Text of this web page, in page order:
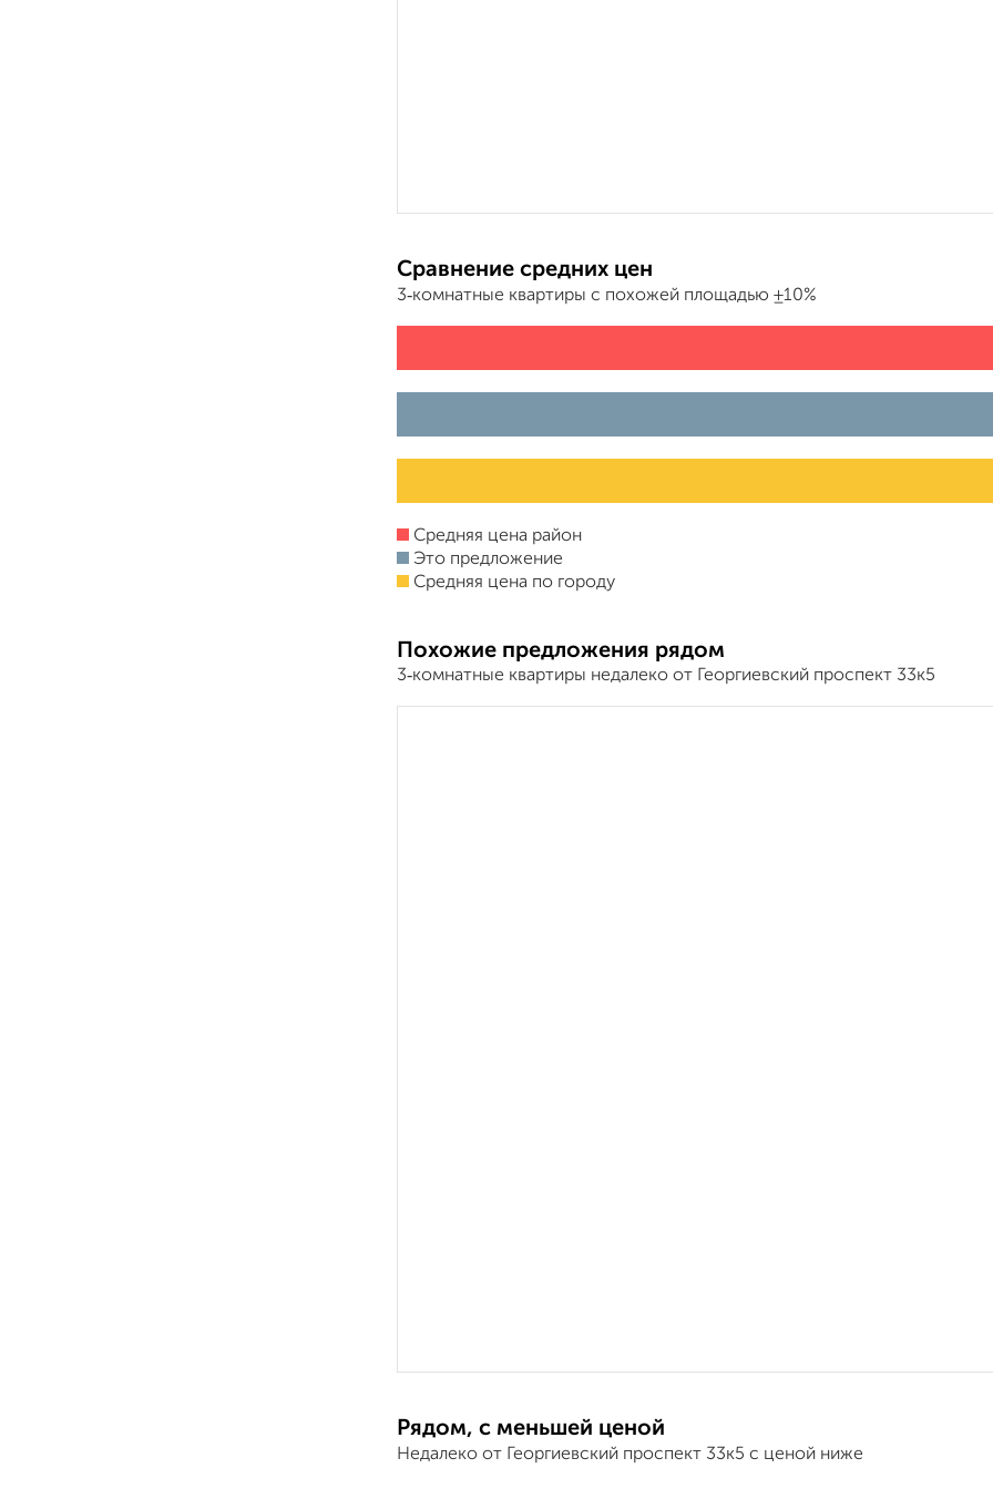
Сравнение средних цен
3‑комнатные квартиры с похожей площадью ±10%
Средняя цена район
Это предложение
Средняя цена по городу
Похожие предложения рядом
3‑комнатные квартиры недалеко от Георгиевский проспект 33к5
Рядом, с меньшей ценой
Недалеко от Георгиевский проспект 33к5 с ценой ниже